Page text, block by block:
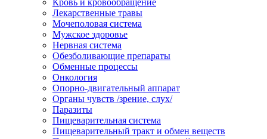
Кровь и кровообращение
Лекарственные травы
Мочеполовая система
Мужское здоровье
Нервная система
Обезболивающие препараты
Обменные процессы
Онкология
Опорно-двигательный аппарат
Органы чувств /зрение, слух/
Паразиты
Пищеварительная система
Пищеварительный тракт и обмен веществ